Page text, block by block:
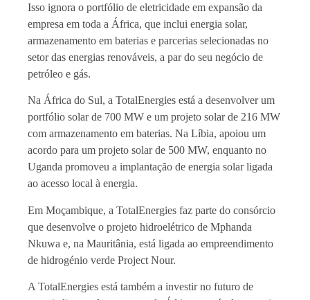
Isso ignora o portfólio de eletricidade em expansão da
empresa em toda a África, que inclui energia solar,
armazenamento em baterias e parcerias selecionadas no
setor das energias renováveis, a par do seu negócio de
petróleo e gás.
Na África do Sul, a TotalEnergies está a desenvolver um
portfólio solar de 700 MW e um projeto solar de 216 MW
com armazenamento em baterias. Na Líbia, apoiou um
acordo para um projeto solar de 500 MW, enquanto no
Uganda promoveu a implantação de energia solar ligada
ao acesso local à energia.
Em Moçambique, a TotalEnergies faz parte do consórcio
que desenvolve o projeto hidroelétrico de Mphanda
Nkuwa e, na Mauritânia, está ligada ao empreendimento
de hidrogénio verde Project Nour.
A TotalEnergies está também a investir no futuro de